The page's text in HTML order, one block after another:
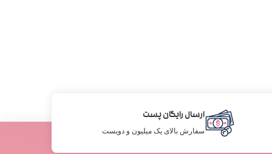
ارسال رایگان پست
سفارش بالای یک میلیون و دویست